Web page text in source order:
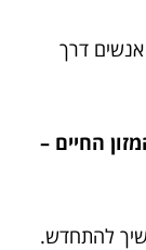
אנשים דרך
החיים –
להתחדש.